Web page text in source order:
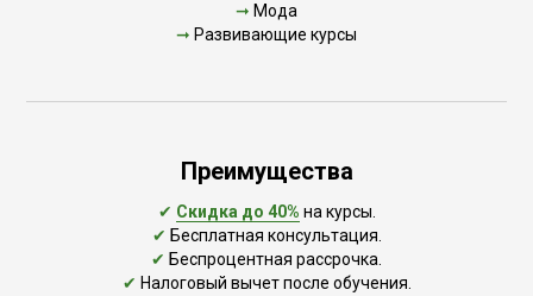
➞ Мода
➞ Развивающие курсы
Преимущества
✔ Скидка до 40% на курсы.
✔ Бесплатная консультация.
✔ Беспроцентная рассрочка.
✔ Налоговый вычет после обучения.